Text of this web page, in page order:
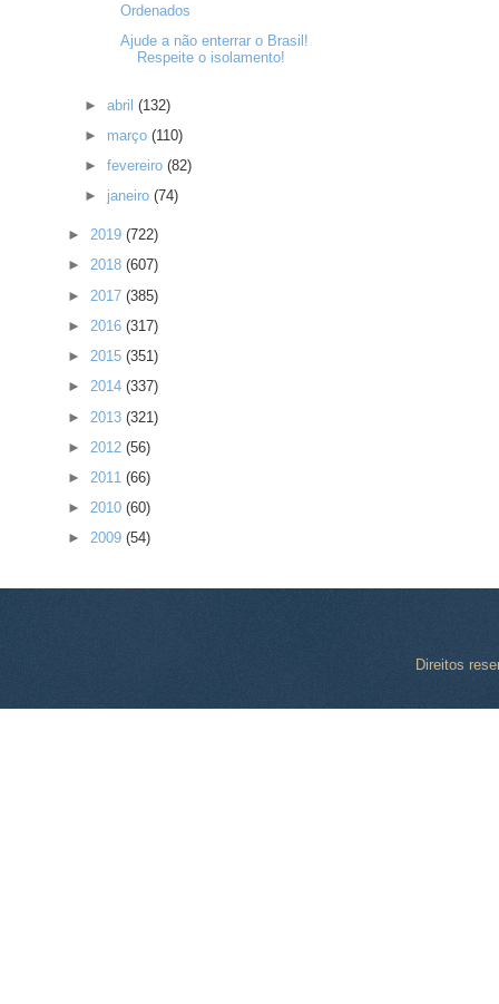
Ordenados
Ajude a não enterrar o Brasil!
Respeite o isolamento!
►abril(132)
► março(110)
►fevereiro(82)
► janeiro(74)
► 2019 (722)
► 2018 (607)
► 2017 (385)
► 2016 (317)
► 2015 (351)
► 2014 (337)
► 2013 (321)
► 2012 (56)
► 2011 (66)
► 2010 (60)
► 2009 (54)
Direitos